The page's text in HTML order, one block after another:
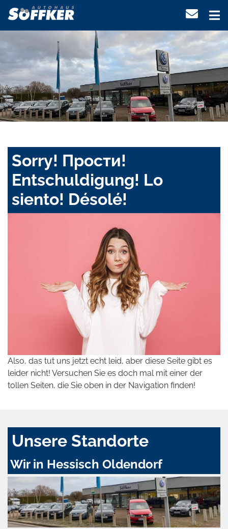
Sorry! Прости!
Entschuldigung! Lo
siento! Désolé!
Also, das tut uns jetzt echt leid, aber diese Seite gibt es
leider nicht! Versuchen Sie es doch mal mit einer der
tollen Seiten, die Sie oben in der Navigation finden!
Unsere Standorte
Wir in Hessisch Oldendorf